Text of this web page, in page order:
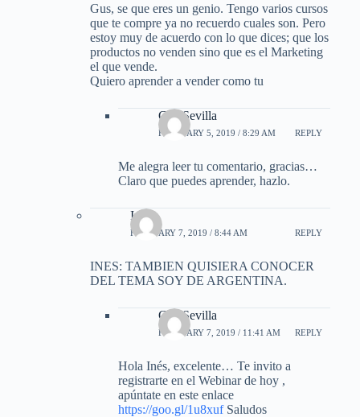
Gus, se que eres un genio. Tengo varios cursos
que te compre ya no recuerdo cuales son. Pero
estoy muy de acuerdo con lo que dices; que los
productos no venden sino que es el Marketing
el que vende.
Quiero aprender a vender como tu
Gus Sevilla
FEBRUARY 5, 2019 / 8:29 AM REPLY
Me alegra leer tu comentario, gracias…
Claro que puedes aprender, hazlo.
Ines
FEBRUARY 7, 2019 / 8:44 AM REPLY
INES: TAMBIEN QUISIERA CONOCER
DEL TEMA SOY DE ARGENTINA.
Gus Sevilla
FEBRUARY 7, 2019 / 11:41 AM REPLY
Hola Inés, excelente… Te invito a
registrarte en el Webinar de hoy ,
apúntate en este enlace
https://goo.gl/1u8xufSaludos